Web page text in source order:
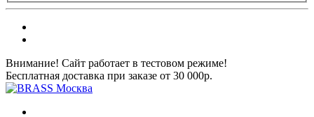
Внимание! Сайт работает в тестовом режиме!
Бесплатная доставка при заказе от 30 000р.